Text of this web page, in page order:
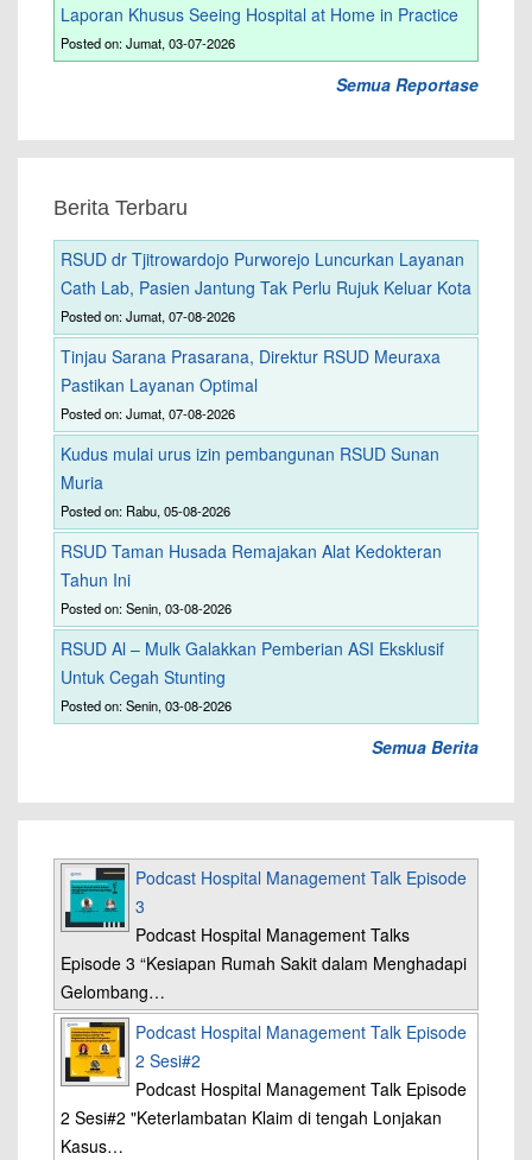
Laporan Khusus Seeing Hospital at Home in Practice
Posted on: Jumat, 03-07-2026
Semua Reportase
Berita Terbaru
RSUD dr Tjitrowardojo Purworejo Luncurkan Layanan
Cath Lab, Pasien Jantung Tak Perlu Rujuk Keluar Kota
Posted on: Jumat, 07-08-2026
Tinjau Sarana Prasarana, Direktur RSUD Meuraxa
Pastikan Layanan Optimal
Posted on: Jumat, 07-08-2026
Kudus mulai urus izin pembangunan RSUD Sunan
Muria
Posted on: Rabu, 05-08-2026
RSUD Taman Husada Remajakan Alat Kedokteran
Tahun Ini
Posted on: Senin, 03-08-2026
RSUD Al – Mulk Galakkan Pemberian ASI Eksklusif
Untuk Cegah Stunting
Posted on: Senin, 03-08-2026
Semua Berita
Podcast Hospital Management Talk Episode
3
Podcast Hospital Management Talks
Episode 3 “Kesiapan Rumah Sakit dalam Menghadapi
Gelombang…
Podcast Hospital Management Talk Episode
2 Sesi#2
Podcast Hospital Management Talk Episode
2 Sesi#2 "Keterlambatan Klaim di tengah Lonjakan
Kasus…